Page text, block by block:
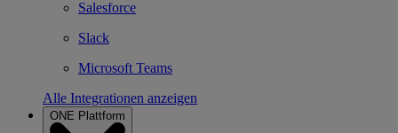
Salesforce
Slack
Microsoft Teams
Alle Integrationen anzeigen
ONE Plattform